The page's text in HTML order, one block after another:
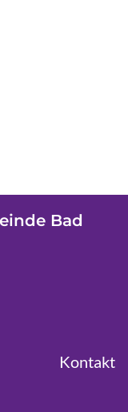
Bad
Kontakt